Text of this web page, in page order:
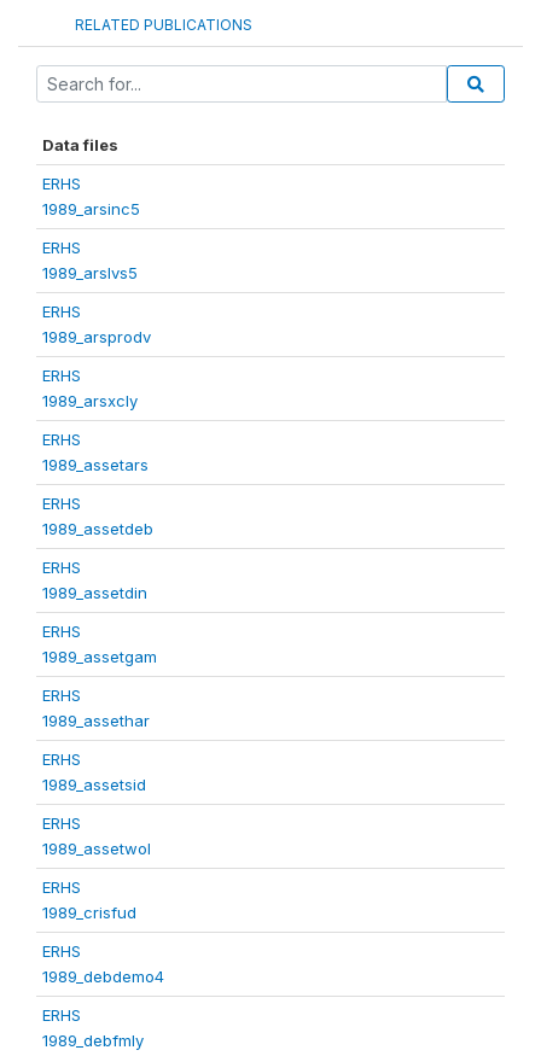
RELATED PUBLICATIONS
Data files
ERHS
1989_arsinc5
ERHS
1989_arslvs5
ERHS
1989_arsprodv
ERHS
1989_arsxcly
ERHS
1989_assetars
ERHS
1989_assetdeb
ERHS
1989_assetdin
ERHS
1989_assetgam
ERHS
1989_assethar
ERHS
1989_assetsid
ERHS
1989_assetwol
ERHS
1989_crisfud
ERHS
1989_debdemo4
ERHS
1989_debfmly